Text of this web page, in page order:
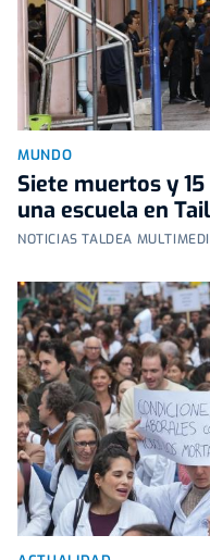
MUNDO
Siete muertos y
una escuela en
NOTICIAS TALDEA